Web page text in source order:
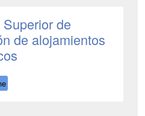
de
de alojamientos